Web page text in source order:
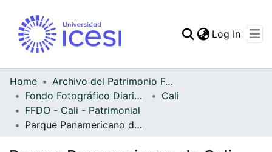
Statistics
Log In
Home
Archivo del Patrimonio Fotográfico y Fílmico del Valle del Cauca
Fondo Fotográfico Diario Occidente
Cali
FFDO - Cali - Patrimonial
Parque Panamericano de Cali